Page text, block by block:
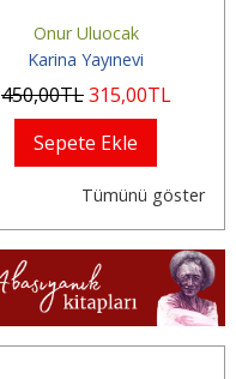
Onur Uluocak
Karina Yayınevi
450,00TL315,00TL
Sepete Ekle
Tümünü göster